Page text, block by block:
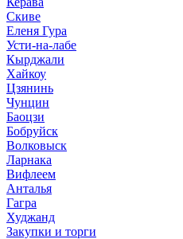
Скиве
Еленя Гура
Усти-на-лабе
Кырджали
Хайкоу
Цзянинь
Чунцин
Баоцзи
Бобруйск
Волковыск
Ларнака
Вифлеем
Анталья
Гагра
Худжанд
Закупки и торги